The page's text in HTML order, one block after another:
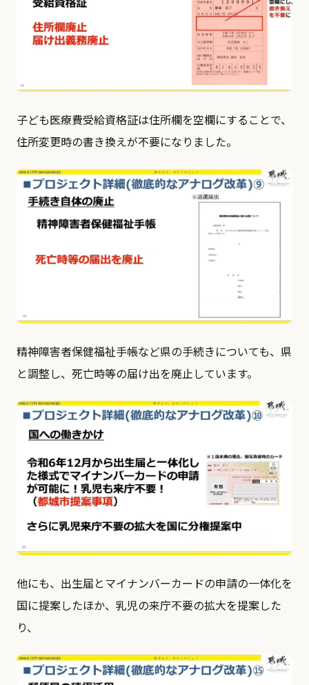
子ども医療費受給資格証は住所欄を空欄にすることで、
住所変更時の書き換えが不要になりました。
精神障害者保健福祉手帳など県の手続きについても、県
と調整し、死亡時等の届け出を廃止しています。
他にも、出生届とマイナンバーカードの申請の一体化を
国に提案したほか、乳児の来庁不要の拡大を提案した
り、